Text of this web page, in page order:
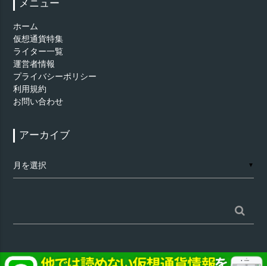
メニュー
ホーム
仮想通貨特集
ライター一覧
運営者情報
プライバシーポリシー
利用規約
お問い合わせ
アーカイブ
ー
▼
索: